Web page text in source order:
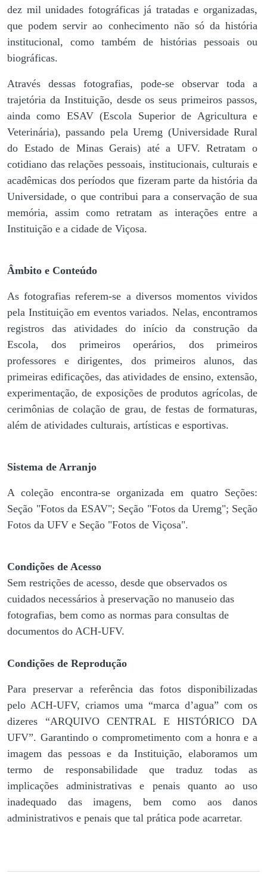
dez mil unidades fotográficas já tratadas e organizadas,
que podem servir ao conhecimento não só da história
institucional, como também de histórias pessoais ou
biográficas.
Através dessas fotografias, pode-se observar toda a
trajetória da Instituição, desde os seus primeiros passos,
ainda como ESAV (Escola Superior de Agricultura e
Veterinária), passando pela Uremg (Universidade Rural
do Estado de Minas Gerais) até a UFV. Retratam o
cotidiano das relações pessoais, institucionais, culturais e
acadêmicas dos períodos que fizeram parte da história da
Universidade, o que contribui para a conservação de sua
memória, assim como retratam as interações entre a
Instituição e a cidade de Viçosa.
Âmbito e Conteúdo
As fotografias referem-se a diversos momentos vividos
pela Instituição em eventos variados. Nelas, encontramos
registros das atividades do início da construção da
Escola, dos primeiros operários, dos primeiros
professores e dirigentes, ​dos primeiros alunos, das
primeiras edificações, das atividades de ensino, extensão,
experimentação, de exposições de produtos agrícolas, de
cerimônias de colação de grau, de festas de formaturas,
além de atividades culturais, artísticas e esportivas.
Sistema de Arranjo
A coleção encontra-se organizada em quatro Seções:
Seção "Fotos da ESAV"; Seção "Fotos da Uremg"; Seção
Fotos da UFV e Seção "Fotos de Viçosa".
Condições de Acesso
Sem restrições de acesso, desde que observados os
cuidados necessários à preservação no manuseio das
fotografias, bem como as normas para consultas de
documentos do ACH-UFV.
Condições de Reprodução
Para preservar a referência das fotos disponibilizadas
pelo ACH-UFV, criamos uma “marca d’agua” com os
dizeres “ARQUIVO CENTRAL E HISTÓRICO DA
UFV”. Garantindo o comprometimento com a honra e a
imagem das pessoas e da Instituição, elaboramos um
termo de responsabilidade que traduz todas as
implicações administrativas e penais quanto ao uso
inadequado das imagens, bem como aos danos
administrativos e penais que tal prática pode acarretar.